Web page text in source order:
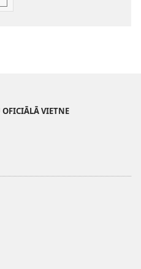
Publikāciju
2000
VIETNE